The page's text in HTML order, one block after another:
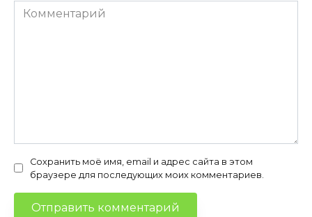
Комментарий
Сохранить моё имя, email и адрес сайта в этом
браузере для последующих моих комментариев.